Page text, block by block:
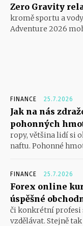
Zero Gravity
kromě sportu a
Adventure 2026
FINANCE 25.7.2026
Jak na nás
pohonných
ropy, většina lidí si
naftu. Pohonné
FINANCE 25.7.2026
Forex online
úspěšné
či konkrétní profesi
vzdělávat. Stejně